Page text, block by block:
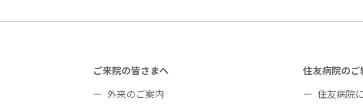
ご来院の皆さまへ
外来のご案内
住友病院のご
住友病院